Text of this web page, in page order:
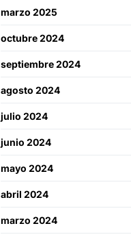
marzo 2025
octubre 2024
septiembre 2024
agosto 2024
julio 2024
junio 2024
mayo 2024
abril 2024
marzo 2024